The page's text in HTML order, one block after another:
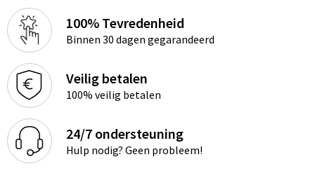
100% Tevredenheid
Binnen 30 dagen gegarandeerd
Veilig betalen
100% veilig betalen
24/7 ondersteuning
Hulp nodig? Geen probleem!